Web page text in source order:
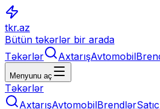
tkr.az
Bütün təkərlər bir arada
Təkərlər
AxtarışAvtomobil
Menyunu aç
Təkərlər
AxtarışAvtomobilBrendlər